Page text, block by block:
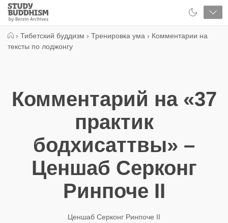
Close
Study
Buddhism
› Тибетский буддизм › Тренировка ума › Комментарии на
тексты по лоджонгу
Комментарий на «37
практик
бодхисаттвы» –
Ценшаб Серконг
Ринпоче II
Ценшаб Серконг Ринпоче II